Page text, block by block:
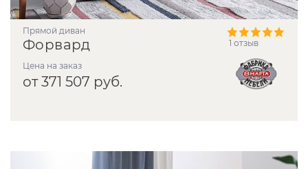
прямой диван
Форвард
Цена на заказ
от 371 507 руб.
1 отзыв